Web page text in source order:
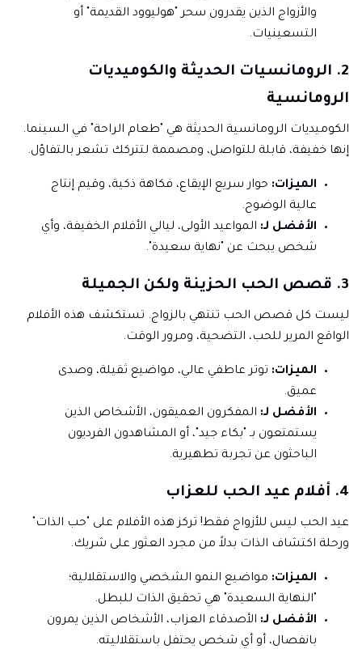
والأزواج الذين يقدرون سحر "هوليوود القديمة" أو
التسعينيات.
2. الرومانسيات الحديثة والكوميديات
الرومانسية
الكوميديات الرومانسية الحديثة هي "طعام الراحة" في السينما.
إنها خفيفة، قابلة للتواصل، ومصممة لتتركك تشعر بالتفاؤل.
الميزات: حوار سريع الإيقاع، فكاهة ذكية، وقيم إنتاج
عالية الوضوح.
الأفضل لـ: المواعيد الأولى، ليالي الأفلام الخفيفة، وأي
شخص يبحث عن "نهاية سعيدة".
3. قصص الحب الحزينة ولكن الجميلة
ليست كل قصص الحب تنتهي بالزواج. تستكشف هذه الأفلام
الواقع المرير للحب، التضحية، ومرور الوقت.
الميزات: توتر عاطفي عالي، مواضيع ثقيلة، وصدى
عميق.
الأفضل لـ: المفكرون العميقون، الأشخاص الذين
يستمتعون بـ "بكاء جيد"، أو المشاهدون الفرديون
الباحثون عن تجربة تطهيرية.
4. أفلام عيد الحب للعزاب
عيد الحب ليس للأزواج فقط! تركز هذه الأفلام على "حب الذات"
ورحلة اكتشاف الذات بدلاً من مجرد العثور على شريك.
الميزات: مواضيع النمو الشخصي والاستقلالية؛
"النهاية السعيدة" هي تحقيق الذات للبطل.
الأفضل لـ: الأصدقاء العزاب، الأشخاص الذين يمرون
بانفصال، أو أي شخص يحتفل باستقلاليته.